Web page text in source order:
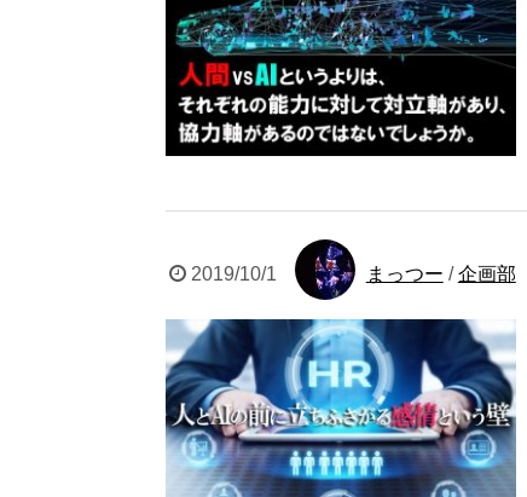
2019/10/1 まっつー /企画部